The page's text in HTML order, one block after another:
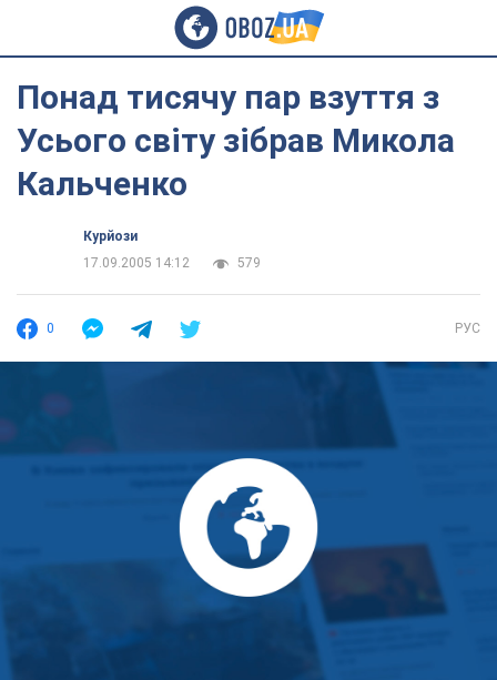
Понад тисячу пар взуття з
Усього світу зібрав Микола
Кальченко
Курйози
17.09.2005 14:12
579
0 РУС